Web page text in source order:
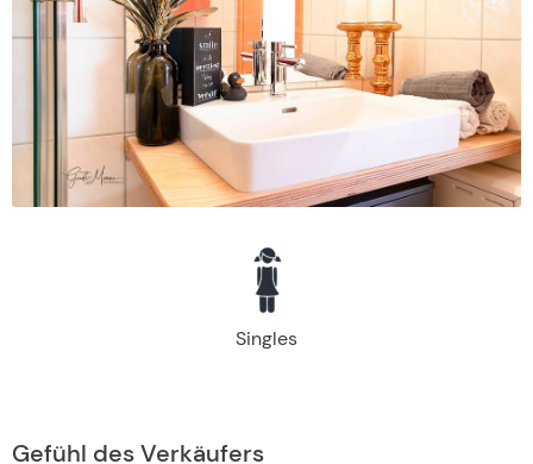
Singles
Gefühl des Verkäufers